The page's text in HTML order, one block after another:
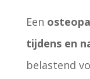
Een
tijdens en
belastend